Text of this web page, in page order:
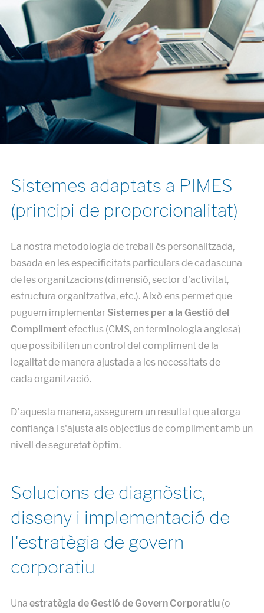
Sistemes adaptats a PIMES
(principi de proporcionalitat)
La nostra metodologia de treball és personalitzada,
basada en les especificitats particulars de cadascuna
de les organitzacions (dimensió, sector d'activitat,
estructura organitzativa, etc.). Això ens permet que
puguem implementar Sistemes per a la Gestió del
Compliment efectius (CMS, en terminologia anglesa)
que possibiliten un control del compliment de la
legalitat de manera ajustada a les necessitats de
cada organització.
D'aquesta manera, assegurem un resultat que atorga
confiança i s'ajusta als objectius de compliment amb un
nivell de seguretat òptim.
Solucions de diagnòstic,
disseny i implementació de
l'estratègia de govern
corporatiu
Una estratègia de Gestió de Govern Corporatiu(o